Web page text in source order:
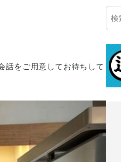
話をご用意してお待ちして
索